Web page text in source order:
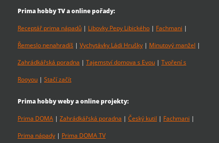
Prima hobby TV a online pořady:
Receptář prima nápadů | Libovky Pepy Libického | Fachmani |
Řemeslo nenahradíš | Vychytávky Ládi Hrušky | Minutový manžel |
Zahrádkářská poradna | Tajemství domova s Evou | Tvoření s
Rooyou | Stačí začít
Prima hobby weby a online projekty:
Prima DOMA | Zahrádkářská poradna | Český kutil | Fachmani |
Prima nápady | Prima DOMA TV